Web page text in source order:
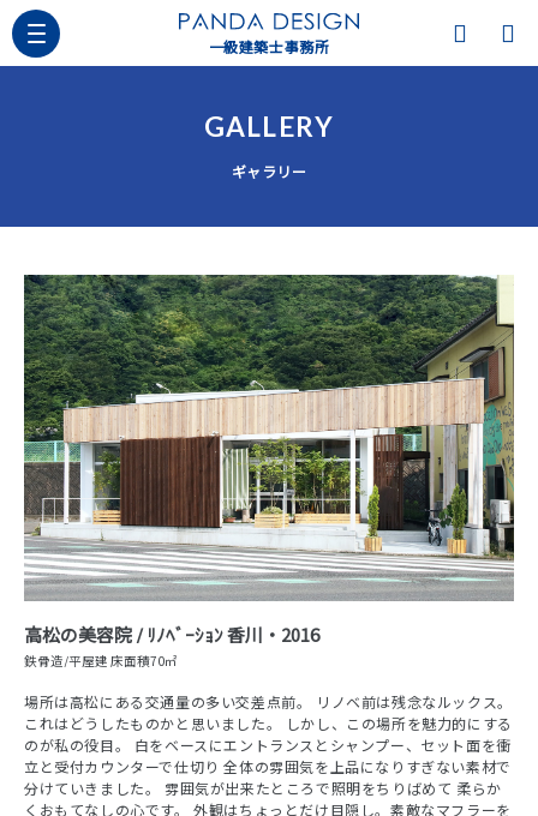
一級建築士事務所
GALLERY
ギャラリー
高松の美容院 / ﾘﾉﾍﾞｰｼｮﾝ 香川・2016
鉄骨造/平屋建 床面積70㎡
場所は高松にある交通量の多い交差点前。 リノベ前は残念なルックス。
これはどうしたものかと思いました。 しかし、この場所を魅力的にする
のが私の役目。 白をベースにエントランスとシャンプー、セット面を衝
立と受付カウンターで仕切り 全体の雰囲気を上品になりすぎない素材で
分けていきました。 雰囲気が出来たところで照明をちりばめて 柔らか
くおもてなしの心です。 外観はちょっとだけ目隠し。素敵なマフラーを